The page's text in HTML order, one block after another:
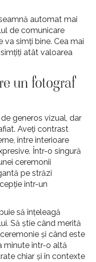
automat mai
de comunicare
va simți bine. Cea mai
atât valoarea
un fotograf
generos vizual, dar
Aveți contrast
între interioare
Într-o singură
ceremonii
pe străzi
într-un
să înțeleagă
Să știe când merită
și când este
minute într-o altă
chiar și în contexte